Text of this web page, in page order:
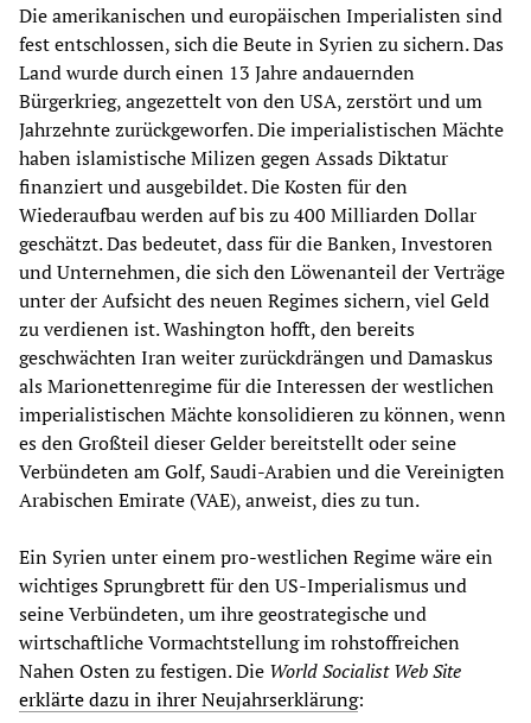
Die amerikanischen und europäischen Imperialisten sind
fest entschlossen, sich die Beute in Syrien zu sichern. Das
Land wurde durch einen 13 Jahre andauernden
Bürgerkrieg, angezettelt von den USA, zerstört und um
Jahrzehnte zurückgeworfen. Die imperialistischen Mächte
haben islamistische Milizen gegen Assads Diktatur
finanziert und ausgebildet. Die Kosten für den
Wiederaufbau werden auf bis zu 400 Milliarden Dollar
geschätzt. Das bedeutet, dass für die Banken, Investoren
und Unternehmen, die sich den Löwenanteil der Verträge
unter der Aufsicht des neuen Regimes sichern, viel Geld
zu verdienen ist. Washington hofft, den bereits
geschwächten Iran weiter zurückdrängen und Damaskus
als Marionettenregime für die Interessen der westlichen
imperialistischen Mächte konsolidieren zu können, wenn
es den Großteil dieser Gelder bereitstellt oder seine
Verbündeten am Golf, Saudi-Arabien und die Vereinigten
Arabischen Emirate (VAE), anweist, dies zu tun.
Ein Syrien unter einem pro-westlichen Regime wäre ein
wichtiges Sprungbrett für den US-Imperialismus und
seine Verbündeten, um ihre geostrategische und
wirtschaftliche Vormachtstellung im rohstoffreichen
Nahen Osten zu festigen. Die World Socialist Web Site
erklärte dazu in ihrer Neujahrserklärung: